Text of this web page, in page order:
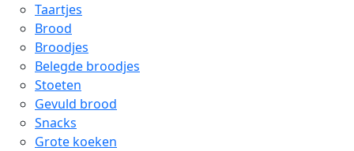
Taartjes
Brood
Broodjes
Belegde broodjes
Stoeten
Gevuld brood
Snacks
Grote koeken